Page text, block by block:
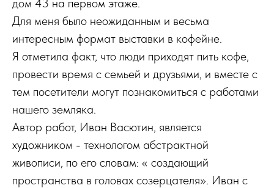
Для меня было неожиданным и весьма
интересным формат выставки в кофейне.
Я отметила факт, что люди приходят пить кофе,
провести время с семьей и друзьями, и вместе с
тем посетители могут познакомиться с работами
нашего земляка.
Автор работ, Иван Васютин, является
художником - технологом абстрактной
живописи, по его словам: « создающий
пространства в головах созерцателя». Иван с